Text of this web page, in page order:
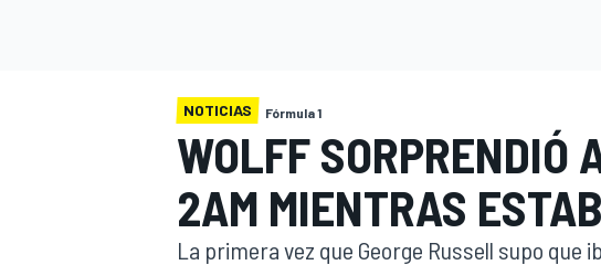
INDYCAR
NOTICIAS Fórmula 1
WOLFF SORPRENDIÓ
2AM MIENTRAS
La primera vez que George Russell supo que